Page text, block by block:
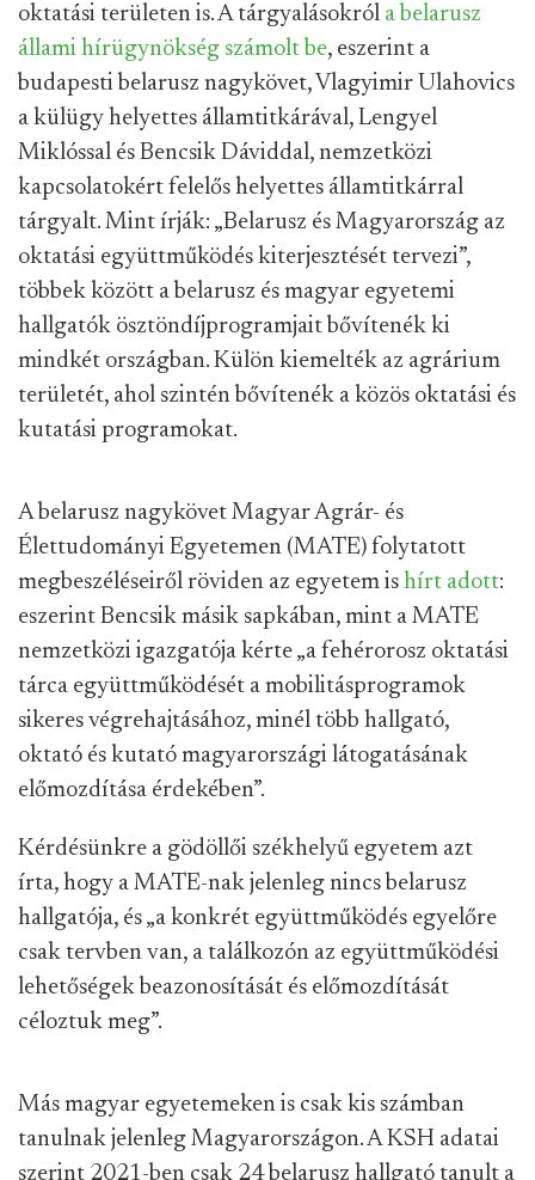
oktatási területen is. A tárgyalásokról a belarusz
állami hírügynökség számolt be, eszerint a
budapesti belarusz nagykövet, Vlagyimir Ulahovics
a külügy helyettes államtitkárával, Lengyel
Miklóssal és Bencsik Dáviddal, nemzetközi
kapcsolatokért felelős helyettes államtitkárral
tárgyalt. Mint írják: „Belarusz és Magyarország az
oktatási együttműködés kiterjesztését tervezi”,
többek között a belarusz és magyar egyetemi
hallgatók ösztöndíjprogramjait bővítenék ki
mindkét országban. Külön kiemelték az agrárium
területét, ahol szintén bővítenék a közös oktatási és
kutatási programokat.
A belarusz nagykövet Magyar Agrár- és
Élettudományi Egyetemen (MATE) folytatott
megbeszéléseiről röviden az egyetem is hírt adott:
eszerint Bencsik másik sapkában, mint a MATE
nemzetközi igazgatója kérte „a fehérorosz oktatási
tárca együttműködését a mobilitásprogramok
sikeres végrehajtásához, minél több hallgató,
oktató és kutató magyarországi látogatásának
előmozdítása érdekében”.
Kérdésünkre a gödöllői székhelyű egyetem azt
írta, hogy a MATE-nak jelenleg nincs belarusz
hallgatója, és „a konkrét együttműködés egyelőre
csak tervben van, a találkozón az együttműködési
lehetőségek beazonosítását és előmozdítását
céloztuk meg”.
Más magyar egyetemeken is csak kis számban
tanulnak jelenleg Magyarországon. A KSH adatai
szerint 2021-ben csak 24 belarusz hallgató tanult a